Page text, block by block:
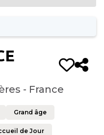
- France
Grand âge
de Jour